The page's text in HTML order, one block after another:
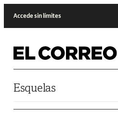
Accede sin límites
Esquelas